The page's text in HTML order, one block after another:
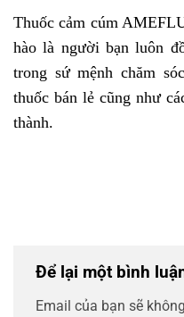
Thuốc cảm cúm
hào là người bạn luôn
trong sứ mệnh chăm
thuốc bán lẻ cũng như
thành.
Để lại một bình
Email của bạn sẽ